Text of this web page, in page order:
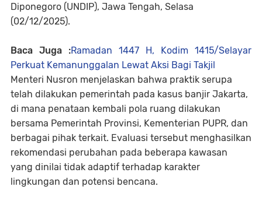
Diponegoro (UNDIP), Jawa Tengah, Selasa
(02/12/2025).
Baca Juga :Ramadan 1447 H, Kodim 1415/Selayar
Perkuat Kemanunggalan Lewat Aksi Bagi Takjil
Menteri Nusron menjelaskan bahwa praktik serupa
telah dilakukan pemerintah pada kasus banjir Jakarta,
di mana penataan kembali pola ruang dilakukan
bersama Pemerintah Provinsi, Kementerian PUPR, dan
berbagai pihak terkait. Evaluasi tersebut menghasilkan
rekomendasi perubahan pada beberapa kawasan
yang dinilai tidak adaptif terhadap karakter
lingkungan dan potensi bencana.